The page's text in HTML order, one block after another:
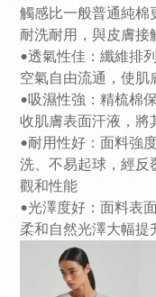
觸感比一般普通純棉
耐洗耐用，與皮膚接
•透氣性佳：纖維排
空氣自由流通，使
•吸濕性強：精梳棉
收肌膚表面汗液，將
•耐用性好：面料強
洗、不易起球，經反
觀和性能
•光澤度好：面料表
柔和自然光澤大幅提